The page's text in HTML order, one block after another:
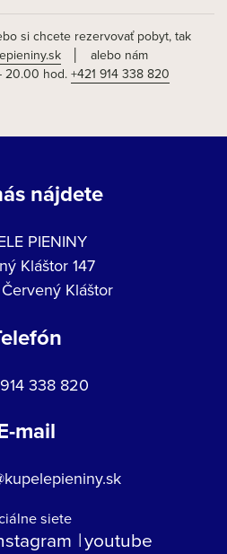
si chcete rezervovať pobyt, tak
│ alebo nám
20.00 hod. +421 914 338 820
nájdete
PIENINY
Kláštor 147
Kláštor
338 820
mail
siete
youtube